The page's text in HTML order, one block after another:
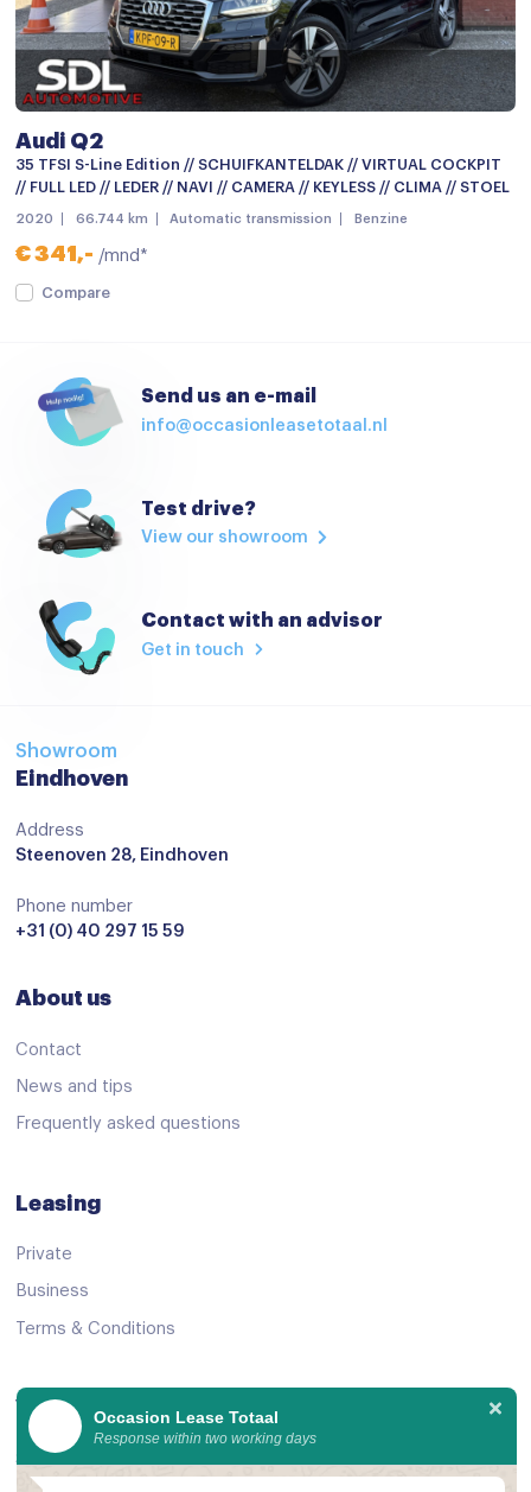
Radio
Stuurwiel multifunctioneel
Achterbank in delen neerklapbaar
Airco (automatisch)
Airco met elektronische regeling
Aluminium interieur afwerking
Cruise control
Cruisecontrol
Elektrische ramen achter
Hoofdsteunen achter
Keyless start
Lederen stuurwiel
Regensensor
Sportstoelen
Stuurbekrachtiging
Voorstoelen verwarmd
Achteruitrijcamera
Airbag bestuurder
Airbag passagier
Anti Blokkeer Systeem
Anti doorSlip Regeling
Audi Q2
35 TFSI S-Line Edition // SCHUIFKANTELDAK // VIRTUAL COCKPIT
// FULL LED // LEDER // NAVI // CAMERA // KEYLESS // CLIMA // STOEL
2020 66.744 km Automatic transmission Benzine
€ 341,- /mnd*
Compare
Send us an e-mail
info@occasionleasetotaal.nl
Test drive?
View our showroom
Contact with an advisor
Get in touch
Showroom
Eindhoven
Address
Steenoven 28, Eindhoven
Phone number
+31 (0) 40 297 15 59
About us
Contact
News and tips
Frequently asked questions
Leasing
Private
Business
Terms & Conditions
View Offer
See all cars
Occasion Lease Totaal
Response within two working days